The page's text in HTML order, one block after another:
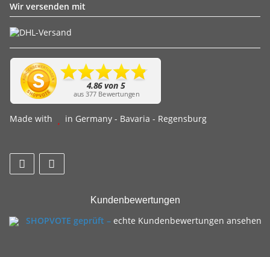
Wir versenden mit
Made with in Germany - Bavaria - Regensburg
Kundenbewertungen
SHOPVOTE geprüft – echte Kundenbewertungen ansehen